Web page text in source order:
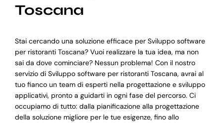
Toscana
Stai cercando una soluzione efficace per Sviluppo software
per ristoranti Toscana? Vuoi realizzare la tua idea, ma non
sai da dove cominciare? Nessun problema! Con il nostro
servizio di Sviluppo software per ristoranti Toscana, avrai al
tuo fianco un team di esperti nella progettazione e sviluppo
applicativi, pronto a guidarti in ogni fase del percorso. Ci
occupiamo di tutto: dalla pianificazione alla progettazione
della soluzione migliore per le tue esigenze, fino allo